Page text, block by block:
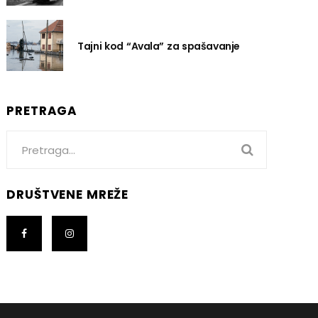
Tajni kod “Avala” za spašavanje
PRETRAGA
for:
DRUŠTVENE MREŽE